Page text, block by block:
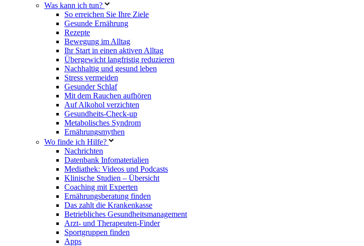
Was kann ich tun?
So erreichen Sie Ihre Ziele
Gesunde Ernährung
Rezepte
Bewegung im Alltag
Ihr Start in einen aktiven Alltag
Übergewicht langfristig reduzieren
Nachhaltig und gesund leben
Stress vermeiden
Gesunder Schlaf
Mit dem Rauchen aufhören
Auf Alkohol verzichten
Gesundheits-Check-up
Metabolisches Syndrom
Ernährungsmythen
Wo finde ich Hilfe?
Nachrichten
Datenbank Infomaterialien
Mediathek: Videos und Podcasts
Klinische Studien – Übersicht
Coaching mit Experten
Ernährungsberatung finden
Das zahlt die Krankenkasse
Betriebliches Gesundheitsmanagement
Arzt- und Therapeuten-Finder
Sportgruppen finden
Apps